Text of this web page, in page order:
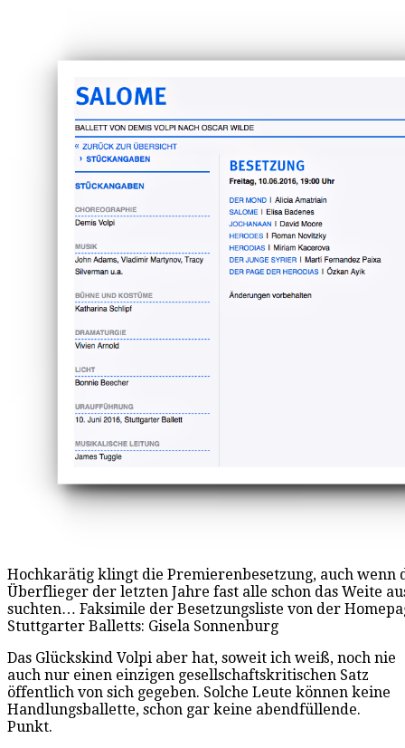
Hochkarätig klingt die Premierenbesetzung, auch wenn
Überflieger der letzten Jahre fast alle schon das Weite
suchten… Faksimile der Besetzungsliste von der
Stuttgarter Balletts: Gisela Sonnenburg
Das Glückskind Volpi aber hat, soweit ich weiß, noch nie
auch nur einen einzigen gesellschaftskritischen Satz
öffentlich von sich gegeben. Solche Leute können keine
Handlungsballette, schon gar keine abendfüllende.
Punkt.